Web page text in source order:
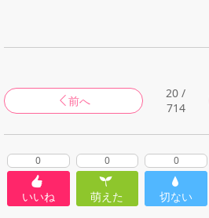
前へ
20 /
714
0
いいね
0
萌えた
0
切ない